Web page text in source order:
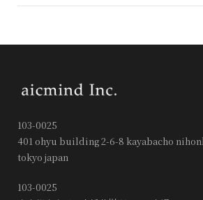
103-0025
401 ohyu building 2-6-8 kayabacho
tokyo japan
103-0025